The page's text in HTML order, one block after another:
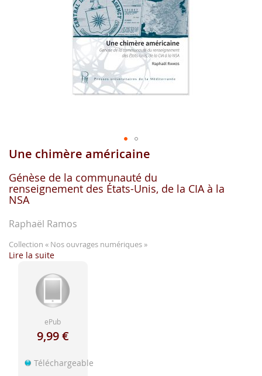
Aller
début
de
la
d'image
Une chimère américaine
Génèse de la communauté du
renseignement des États-Unis, de la CIA à la
NSA
Raphaël Ramos
Collection « Nos ouvrages numériques »
Lire la suite
ePub
9,99 €
Téléchargeable